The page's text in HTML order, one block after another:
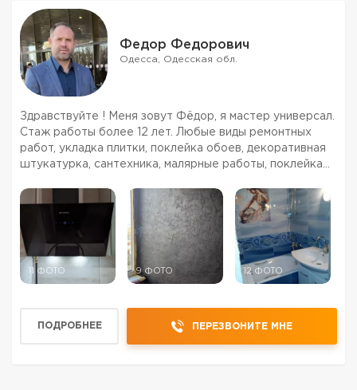
Федор Федорович
Одесса, Одесская обл.
Здравствуйте ! Меня зовут Фёдор, я мастер универсал.
Стаж работы более 12 лет. Любые виды ремонтных
работ, укладка плитки, поклейка обоев, декоративная
штукатурка, сантехника, малярные работы, поклейка
установка / сборка кухни, установка / сборка ме...
11 ФОТО 9 ФОТО 12 ФОТО
ПОДРОБНЕЕ ПЕРЕЗВОНИТЕ МНЕ